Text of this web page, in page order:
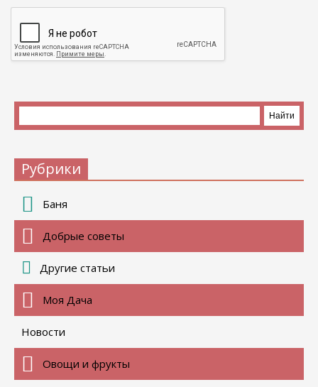
Рубрики
Баня
Добрые советы
Другие статьи
Моя Дача
Новости
Овощи и фрукты